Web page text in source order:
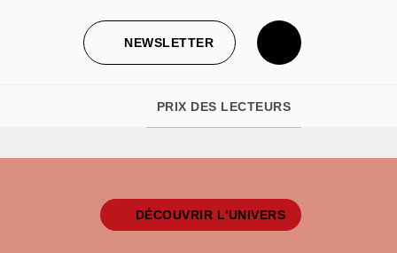
NEWSLETTER
PRIX DES LECTEURS
DÉCOUVRIR L'UNIVERS